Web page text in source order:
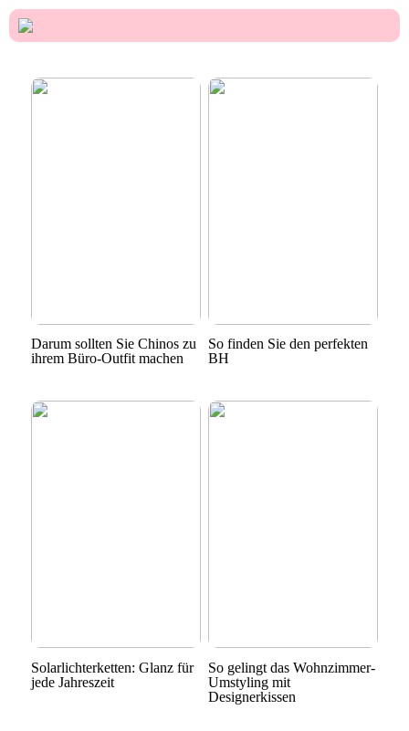
Darum sollten Sie Chinos zu
ihrem Büro-Outfit machen
So finden Sie den perfekten
BH
Solarlichterketten: Glanz für
jede Jahreszeit
So gelingt das Wohnzimmer-
Umstyling mit
Designerkissen